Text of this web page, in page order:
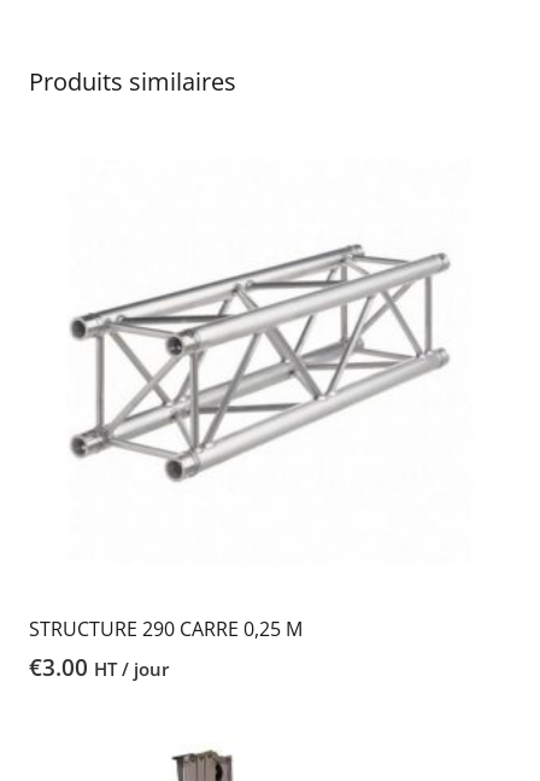
Produits similaires
STRUCTURE 290 CARRE 0,25 M
€3.00 HT / jour